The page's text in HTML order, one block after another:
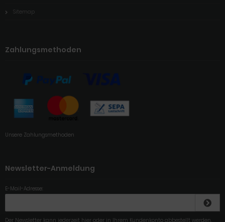
Sitemap
Zahlungsmethoden
Unsere Zahlungsmethoden
Newsletter-Anmeldung
E-Mail-Adresse:
Der Newsletter kann jederzeit hier oder in Ihrem Kundenkonto abbestellt werden.